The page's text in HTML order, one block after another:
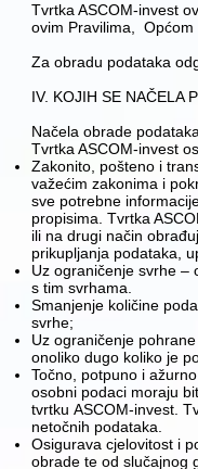
Tvrtka ASCOM-invest
ovim Pravilima, Općom
Za obradu podataka
​IV. KOJIH SE NAČELA
Načela obrade
Tvrtka ASCOM-invest
​Zakonito, pošteno i
važećim zakonima i
sve potrebne
propisima. Tvrtka
ili na drugi način
prikupljanja podataka,
​Uz ograničenje svrhe –
s tim svrhama.
​Smanjenje količine
svrhe;
​Uz ograničenje
onoliko dugo koliko je
​Točno, potpuno i
osobni podaci moraju
tvrtku ASCOM-invest.
netočnih podataka.
​Osigurava cjelovitost i
obrade te od slučajnog